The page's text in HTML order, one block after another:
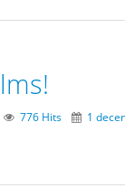
776 Hits 1